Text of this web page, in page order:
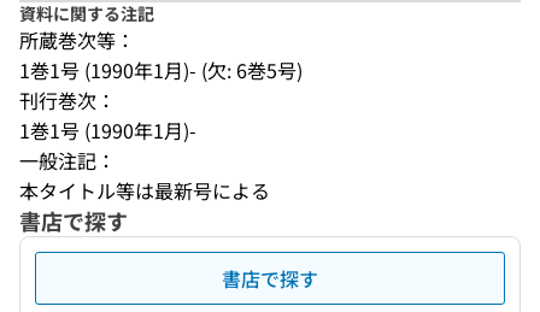
資料に関する注記
所蔵巻次等：
1巻1号 (1990年1月)- (欠: 6巻5号)
刊行巻次：
1巻1号 (1990年1月)-
一般注記：
本タイトル等は最新号による
書店で探す
書店で探す